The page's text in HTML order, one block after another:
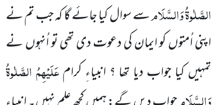
الصَّلٰوۃُ وَالسَّلَامسے سوال کیاجائے گا کہ جب تم نے
اپنی اُمتوں کو ایمان کی دعوت دی تھی تو اُنہوں نے
تمہیں کیا جواب دیا تھا ؟ انبیاءِ کرامعَلَیْہِمُ الصَّلٰوۃُ